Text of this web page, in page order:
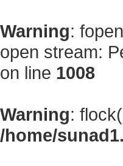
Warning:
open stream:
on line 1008
Warning:
/home/